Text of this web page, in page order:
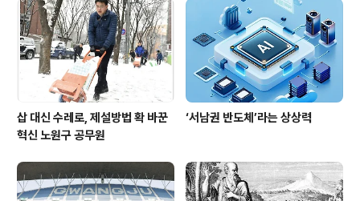
삽 대신 수레로, 제설방법 확 바꾼
혁신 노원구 공무원
‘서남권 반도체’라는 상상력